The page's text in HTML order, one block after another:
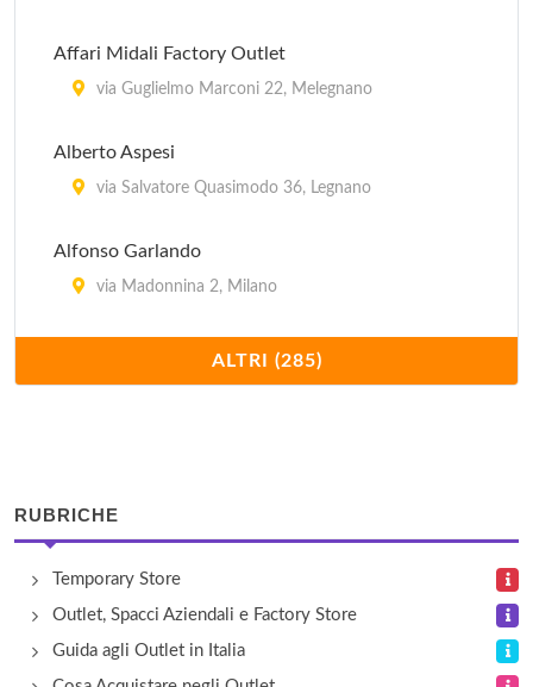
Affari Midali Factory Outlet
via Guglielmo Marconi 22, Melegnano
Alberto Aspesi
via Salvatore Quasimodo 36, Legnano
Alfonso Garlando
via Madonnina 2, Milano
via Matteo Bandello 4/1, Milano
Angelo Marchesi
via Solferino 11, Milano
Ann Taybol
via Solferino 12, Milano
ALTRI (285)
RUBRICHE
Temporary Store
Outlet, Spacci Aziendali e Factory Store
Guida agli Outlet in Italia